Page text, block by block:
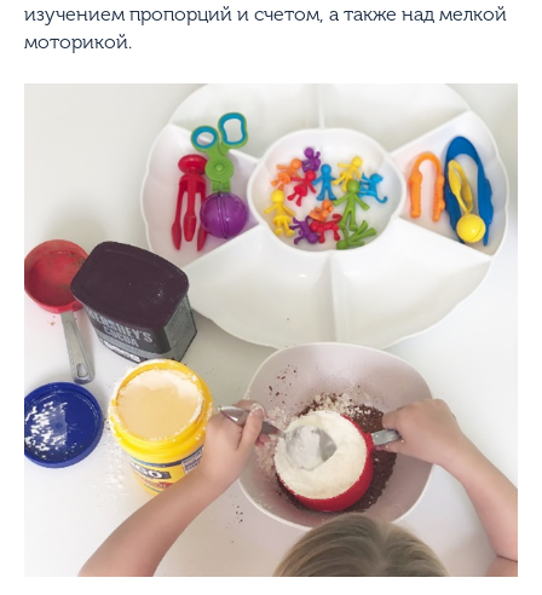
изучением пропорций и счетом, а также над мелкой
моторикой.